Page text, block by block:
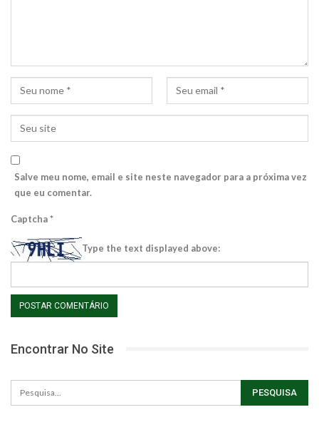
Salve meu nome, email e site neste navegador para a próxima vez
que eu comentar.
Captcha*
Type the text displayed above:
Encontrar No Site